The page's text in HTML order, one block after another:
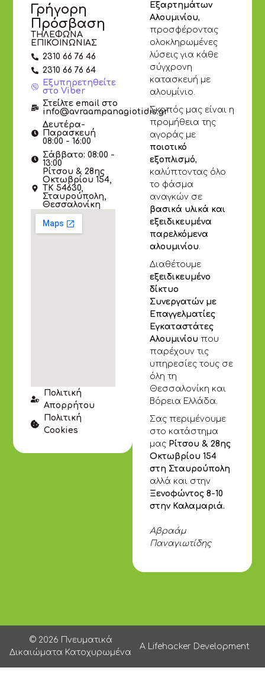
Εξαρτημάτων
Αλουμινίου,
προσφέροντας
ολοκληρωμένες
λύσεις για κάθε
σύγχρονη
κατασκευή με
αλουμίνιο.
Σκοπός μας είναι η
προμήθεια της
αγοράς με
ποιοτικό
εξοπλισμό,
καλύπτοντας όλο
το φάσμα
αναγκών σε
βασικά υλικά και
εξειδικευμένα
παρελκόμενα
αλουμινίου.
Διαθέτουμε
εξειδικευμένο
δίκτυο
Συνεργατών με
Επαγγελματίες
Εγκαταστάτες
Αλουμινίου που
παρέχουν τις
υπηρεσίες τους σε
όλη τη
Θεσσαλονίκη και
Βόρεια Ελλάδα.
Σας περιμένουμε
στο κατάστημα
μας Ρίτσου & 28ης
Οκτωβρίου 154
στη Σταυρούπολη
αλλά και στην
Ξενοφώντος 8-10
στην Καλαμαριά.
Αβραάμ
Παναγιωτίδης
Γρήγορη
Πρόσβαση
ΤΗΛΕΦΩΝΑ
ΕΠΙΚΟΙΝΩΝΙΑΣ
2310 66 76 46
2310 66 76 64
Εξυπηρετηθείτε
στο Viber
Στείλτε email στο
info@avraampanagiotidis.gr
Δευτέρα-
Παρασκευή
08:00 - 16:00
Σάββατο: 08:00 -
13:00
Ρίτσου & 28ης
Οκτωβρίου 154,
ΤΚ 54630,
Σταυρούπολη,
Θεσσαλονίκη
Πολιτική
Απορρήτου
Πολιτική
Cookies
© 2026 Πνευματικά
Δικαιώματα Κατοχυρωμένα
A Lifehacker Development